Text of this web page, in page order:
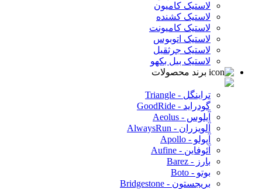
لاستیک کامیون
لاستیک کشنده
لاستیک کامیونت
لاستیک اتوبوس
لاستیک جرثقیل
لاستیک بیل بکهو
برند محصولات
تراینگل - Triangle
گودراید - GoodRide
آیلوس - Aeolus
آلویزران - AlwaysRun
آپولو - Apollo
آئوفاین - Aufine
بارز - Barez
بوتو - Boto
بریجستون - Bridgestone